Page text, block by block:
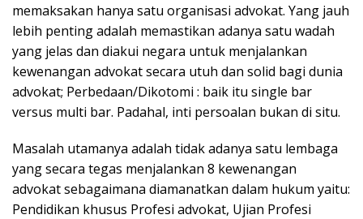
memaksakan hanya satu organisasi advokat. Yang jauh
lebih penting adalah memastikan adanya satu wadah
yang jelas dan diakui negara untuk menjalankan
kewenangan advokat secara utuh dan solid bagi dunia
advokat; Perbedaan/Dikotomi : baik itu single bar
versus multi bar. Padahal, inti persoalan bukan di situ.
Masalah utamanya adalah tidak adanya satu lembaga
yang secara tegas menjalankan 8 kewenangan
advokat sebagaimana diamanatkan dalam hukum yaitu:
Pendidikan khusus Profesi advokat, Ujian Profesi